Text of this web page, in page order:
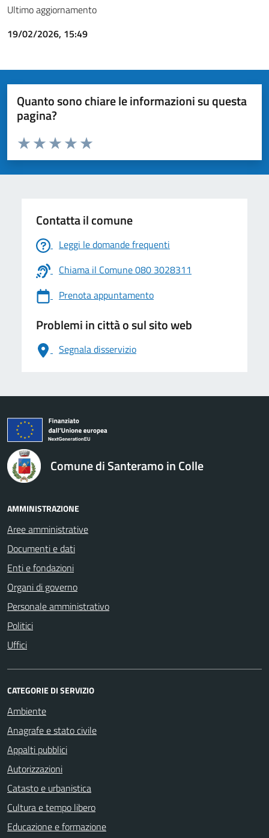
Ultimo aggiornamento
19/02/2026, 15:49
Quanto sono chiare le informazioni su questa
pagina?
Valuta da 1 a 5 stelle la pagina
Valuta 5 stelle su 5
Valuta 4 stelle su 5
Valuta 3 stelle su 5
Valuta 2 stelle su 5
Valuta 1 stelle su 5
Contatta il comune
Leggi le domande frequenti
Chiama il Comune 080 3028311
Prenota appuntamento
Problemi in città o sul sito web
Segnala disservizio
logo Unione Europea
Comune di Santeramo in Colle
AMMINISTRAZIONE
Aree amministrative
Documenti e dati
Enti e fondazioni
Organi di governo
Personale amministrativo
Politici
Uffici
CATEGORIE DI SERVIZIO
Ambiente
Anagrafe e stato civile
Appalti pubblici
Autorizzazioni
Catasto e urbanistica
Cultura e tempo libero
Educazione e formazione